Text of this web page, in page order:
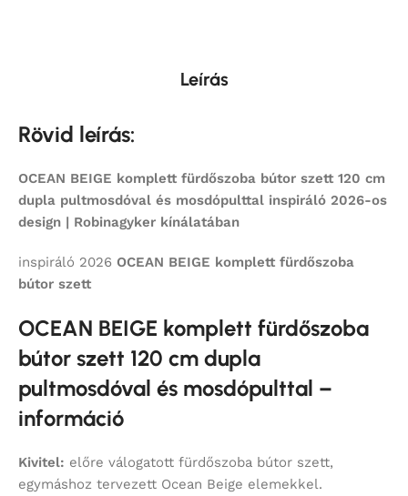
Leírás
Rövid leírás:
OCEAN BEIGE komplett fürdőszoba bútor szett 120 cm
dupla pultmosdóval és mosdópulttal inspiráló 2026-os
design | Robinagyker kínálatában
inspiráló 2026 OCEAN BEIGE komplett fürdőszoba
bútor szett
OCEAN BEIGE komplett fürdőszoba
bútor szett 120 cm dupla
pultmosdóval és mosdópulttal –
információ
Kivitel: előre válogatott fürdőszoba bútor szett,
egymáshoz tervezett Ocean Beige elemekkel.